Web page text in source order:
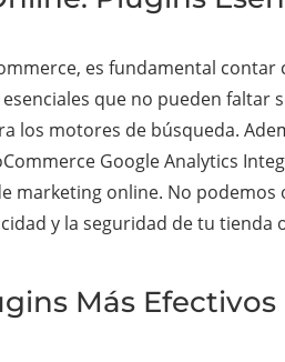
es fundamental contar
que no pueden faltar
los motores de búsqueda.
Google Analytics
marketing online. No
y la seguridad de tu tienda
Más